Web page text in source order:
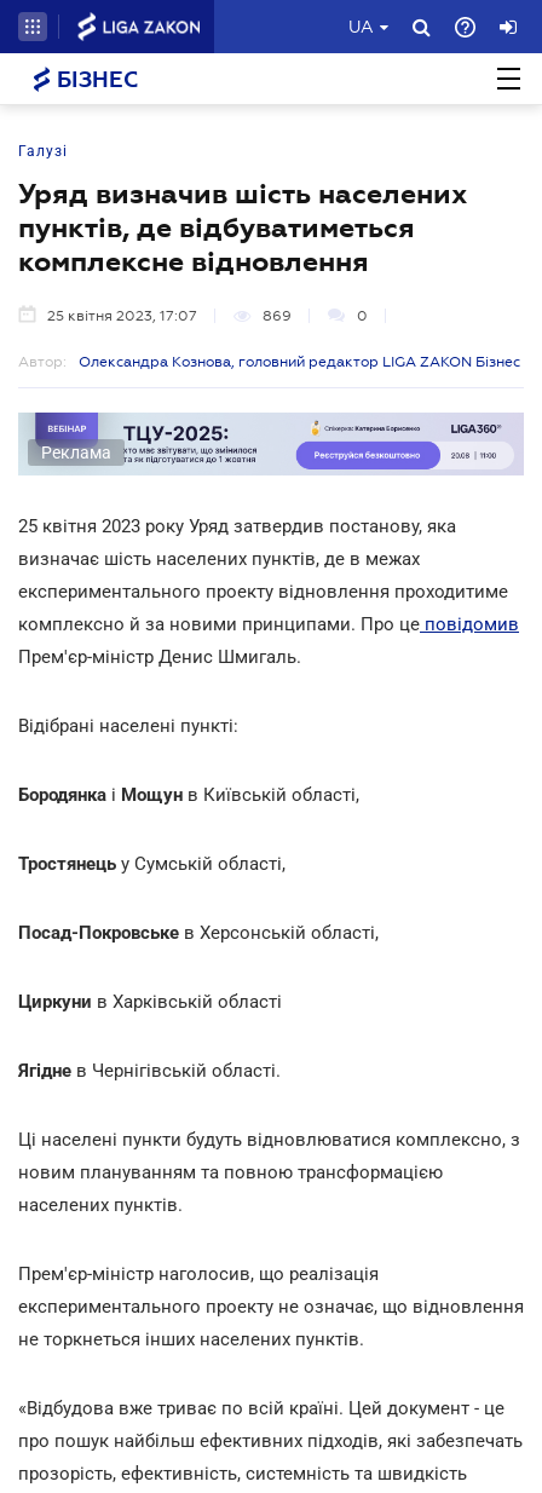
UA
БІЗНЕС
Галузі
Уряд визначив шість населених
пунктів, де відбуватиметься
комплексне відновлення
25 квітня 2023, 17:07 869 0
Автор: Олександра Кознова, головний редактор LIGA ZAKON Бізнес
Реклама
25 квітня 2023 року Уряд затвердив постанову, яка
визначає шість населених пунктів, де в межах
експериментального проекту відновлення проходитиме
комплексно й за новими принципами. Про це повідомив
Прем'єр-міністр Денис Шмигаль.
Відібрані населені пункті:
Бородянка і Мощун в Київській області,
Тростянець у Сумській області,
Посад-Покровське в Херсонській області,
Циркуни в Харківській області
Ягідне в Чернігівській області.
Ці населені пункти будуть відновлюватися комплексно, з
новим плануванням та повною трансформацією
населених пунктів.
Прем'єр-міністр наголосив, що реалізація
експериментального проекту не означає, що відновлення
не торкнеться інших населених пунктів.
«Відбудова вже триває по всій країні. Цей документ - це
про пошук найбільш ефективних підходів, які забезпечать
прозорість, ефективність, системність та швидкість